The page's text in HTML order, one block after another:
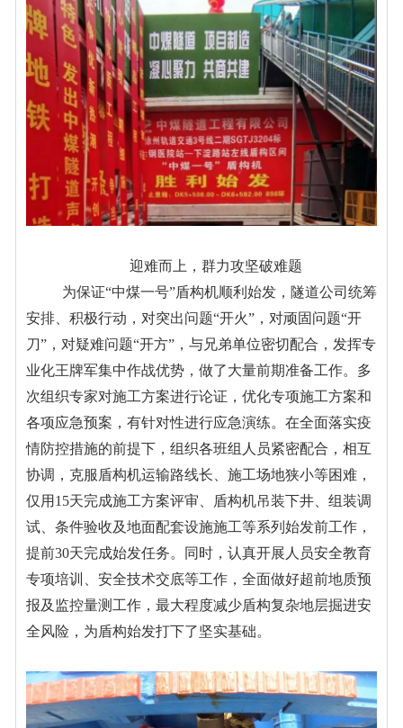
迎难而上，群力攻坚破难题
为保证“中煤一号”盾构机顺利始发， 隧道公司 统筹
安排、积极行动，对突出问题“开火”，对顽固问题“开
刀”，对疑难问题“开方”，与兄弟单位密切配合，发挥专
业化王牌军集中作战优势， 做了大量前期准备工作。多
次组织专家对施工方案进行论证，优化专项施工方案和
各项应急预案，有针对性进行应急演练。在全面落实疫
情防控措施的前提下， 组织各班组人员紧密配合，相互
协调，克服盾构机运输路线长、施工场地狭小等困难，
仅用 15天完成施工方案评审、盾构机吊装下井、组装调
试、条件验收及地面配套设施施工等系列始发前工作，
提前30天完成始发任务。同时， 认真开展人员安全教育
专项培训、安全技术交底等工作，全面做好超前地质预
报及监控量测工作，最大程度减少盾构复杂地层掘进安
全风险，为盾构始发打下了坚实基础。